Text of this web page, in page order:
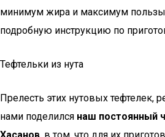
минимум жира и максимум
подробную инструкцию по
Тефтельки из нута
Прелесть этих нутовых тефтелек,
нами поделился наш постоянный